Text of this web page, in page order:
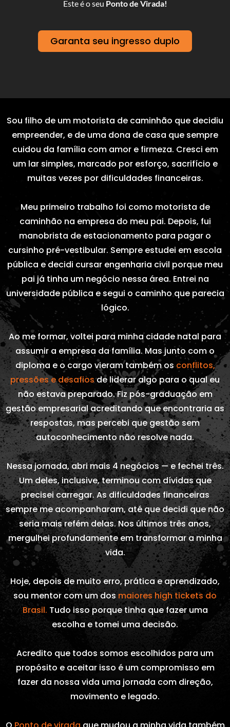
Este é o seu Ponto de Virada!
Garanta seu ingresso duplo
Sou filho de um motorista de caminhão que decidiu
empreender, e de uma dona de casa que sempre
cuidou da família com amor e firmeza. Cresci em
um lar simples, marcado por esforço, sacrifício e
muitas vezes por dificuldades financeiras.
Meu primeiro trabalho foi como motorista de
caminhão na empresa do meu pai. Depois, fui
manobrista de estacionamento para pagar o
cursinho pré-vestibular. Sempre estudei em escola
pública e decidi cursar engenharia civil porque meu
pai já tinha um negócio nessa área. Entrei na
universidade pública e segui o caminho que parecia
lógico.
Ao me formar, voltei para minha cidade natal para
assumir a empresa da família. Mas junto com o
diploma e o cargo vieram também osconflitos,
pressões e desafiosde liderar algo para o qual eu
não estava preparado. Fiz pós-graduação em
gestão empresarial acreditando que encontraria as
respostas, mas percebi que gestão sem
autoconhecimento não resolve nada.
Nessa jornada, abri mais 4 negócios — e fechei três.
Um deles, inclusive, terminou com dívidas que
precisei carregar. As dificuldades financeiras
sempre me acompanharam, até que decidi que não
seria mais refém delas. Nos últimos três anos,
mergulhei profundamente em transformar a minha
vida.
Hoje, depois de muito erro, prática e aprendizado,
sou mentor com um dosmaiores high tickets do
Brasil. Tudo isso porque tinha que fazer uma
escolha e tomei uma decisão.
Acredito que todos somos escolhidos para um
propósito e aceitar isso é um compromisso em
fazer da nossa vida uma jornada com direção,
movimento e legado.